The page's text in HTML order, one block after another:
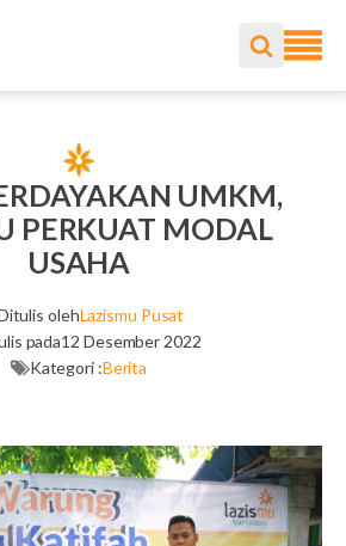
UMKM,
PERKUAT MODAL
USAHA
olehLazismu Pusat
pada12 Desember 2022
Kategori :Berita